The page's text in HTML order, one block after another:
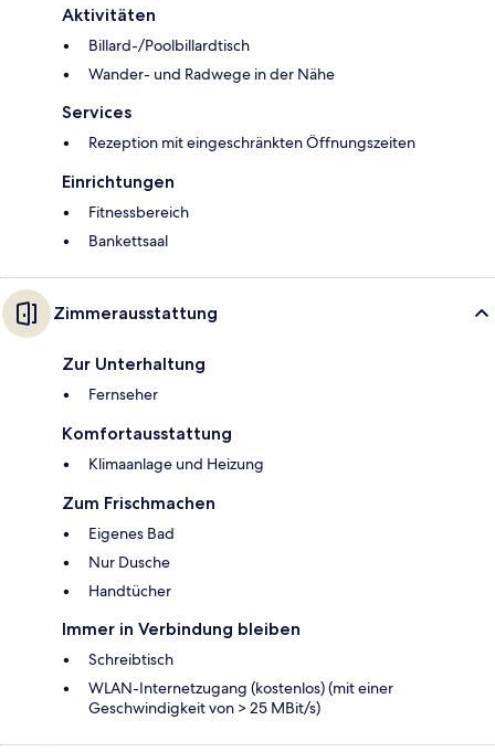
Aktivitäten
Billard-/Poolbillardtisch
Wander- und Radwege in der Nähe
Services
Rezeption mit eingeschränkten Öffnungszeiten
Einrichtungen
Fitnessbereich
Bankettsaal
Zimmerausstattung
Zur Unterhaltung
Fernseher
Komfortausstattung
Klimaanlage und Heizung
Zum Frischmachen
Eigenes Bad
Nur Dusche
Handtücher
Immer in Verbindung bleiben
Schreibtisch
WLAN-Internetzugang (kostenlos) (mit einer
Geschwindigkeit von > 25 MBit/s)